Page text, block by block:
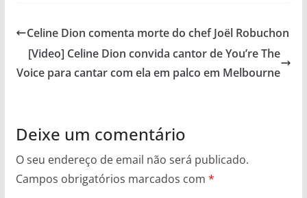
Celine Dion comenta morte do chef Joël Robuchon
[Video] Celine Dion convida cantor de You’re The
Voice para cantar com ela em palco em Melbourne
Deixe um comentário
O seu endereço de email não será publicado.
Campos obrigatórios marcados com *